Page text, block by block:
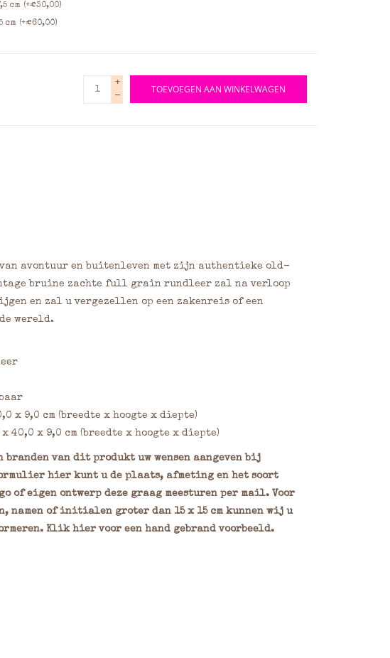
cm (+€30,00)
cm (+€60,00)
+
-
TOEVOEGEN AAN WINKELWAGEN
van avontuur en buitenleven met zijn authentieke old-
bruine zachte full grain rundleer zal na verloop
en zal u vergezellen op een zakenreis of een
wereld.
x 9,0 cm (breedte x hoogte x diepte)
40,0 x 9,0 cm (breedte x hoogte x diepte)
van dit produkt uw wensen aangeven bij
hier kunt u de plaats, afmeting en het soort
of eigen ontwerp deze graag meesturen per mail. Voor
namen of initialen groter dan 15 x 15 cm kunnen wij u
Klik hier voor een hand gebrand voorbeeld.